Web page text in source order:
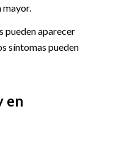
mayor.
pueden aparecer
síntomas pueden
en